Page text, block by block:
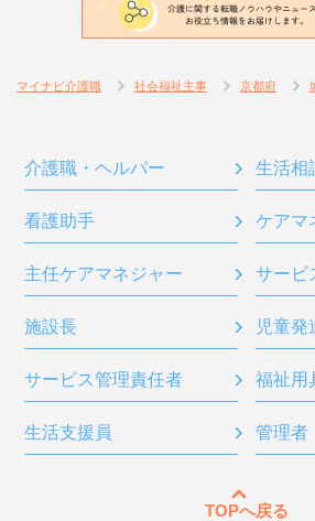
マイナビ介護職 社会福祉主事 京都府
介護職・ヘルパー 生活相
看護助手 ケアマ
主任ケアマネジャー サービ
施設長 児童発
サービス管理責任者 福祉用
生活支援員 管理者
TOPへ戻る